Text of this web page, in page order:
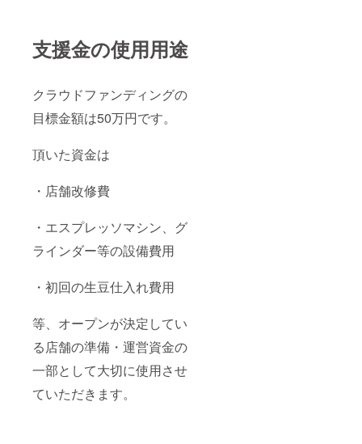
支援金の使用用途
クラウドファンディングの
目標金額は50万円です。
頂いた資金は
・店舗改修費
・エスプレッソマシン、グ
ラインダー等の設備費用
・初回の生豆仕入れ費用
等、オープンが決定してい
る店舗の準備・運営資金の
一部として大切に使用させ
ていただきます。